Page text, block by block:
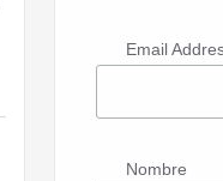
Email
Nombre